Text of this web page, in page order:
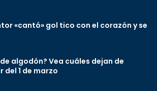
«cantó» gol tico con el corazón y se
algodón? Vea cuáles dejan de
1 de marzo